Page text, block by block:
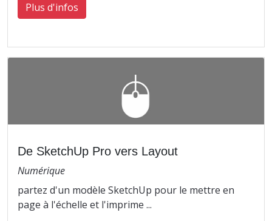
Plus d'infos
De SketchUp Pro vers Layout
Numérique
partez d'un modèle SketchUp pour le mettre en
page à l'échelle et l'imprime ...